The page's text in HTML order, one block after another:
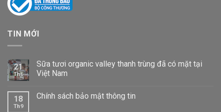
TIN MỚI
21
Th6
Sữa tươi organic valley thanh trùng đã có mặt tại
Việt Nam
18
Th9
Chính sách bảo mật thông tin